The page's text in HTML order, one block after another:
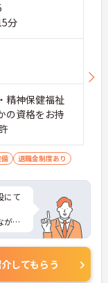
分
精神保健福祉
資格をお持
退職金制度あり
にて
がら
可
さら
してもらう